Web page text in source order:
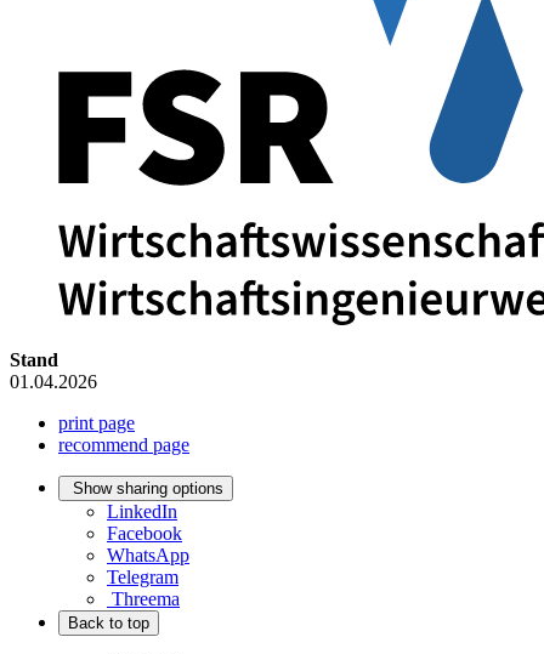
Stand
01.04.2026
print page
recommend page
Show sharing options
LinkedIn
Facebook
WhatsApp
Telegram
Threema
Back to top